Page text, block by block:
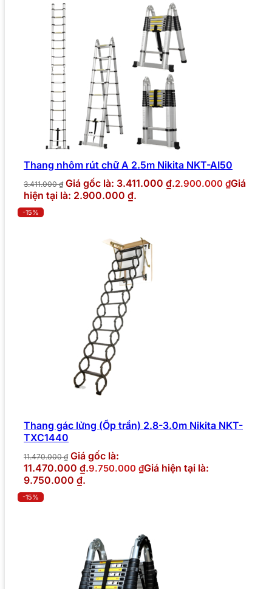
Thang nhôm rút chữ A 2.5m Nikita NKT-AI50
3.411.000₫ Giá gốc là: 3.411.000 ₫.2.900.000 ₫Giá
hiện tại là: 2.900.000 ₫.
-15%
Thang gác lửng (Ốp trần) 2.8-3.0m Nikita NKT-
TXC1440
11.470.000₫ Giá gốc là:
11.470.000 ₫.9.750.000 ₫Giá hiện tại là:
9.750.000 ₫.
-15%